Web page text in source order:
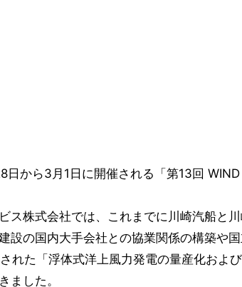
から3月1日に開催される「第13回
ス株式会社では、これまでに川崎汽船と
設の国内大手会社との協業関係の構築や
れた「浮体式洋上風力発電の量産化お
ました。